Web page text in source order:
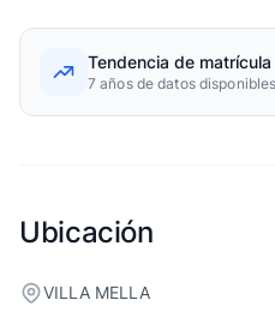
Tendencia de matrícula
7 años de datos
Ubicación
VILLA MELLA